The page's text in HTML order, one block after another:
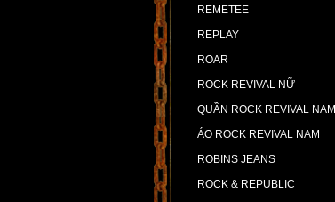
REMETEE
REPLAY
ROAR
ROCK REVIVAL NỮ
QUẦN ROCK REVIVAL NAM
ÁO ROCK REVIVAL NAM
ROBINS JEANS
ROCK & REPUBLIC